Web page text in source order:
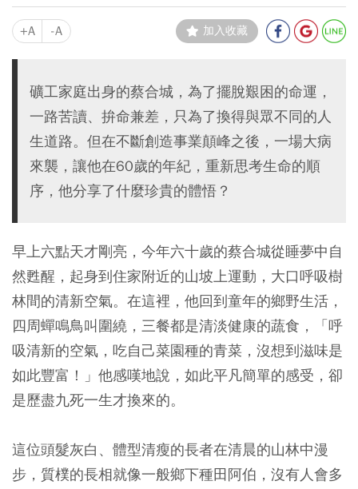
+A -A 加入收藏
礦工家庭出身的蔡合城，為了擺脫艱困的命運，
一路苦讀、拚命兼差，只為了換得與眾不同的人
生道路。但在不斷創造事業顛峰之後，一場大病
來襲，讓他在60歲的年紀，重新思考生命的順
序，他分享了什麼珍貴的體悟？
早上六點天才剛亮，今年六十歲的蔡合城從睡夢中自
然甦醒，起身到住家附近的山坡上運動，大口呼吸樹
林間的清新空氣。在這裡，他回到童年的鄉野生活，
四周蟬鳴鳥叫圍繞，三餐都是清淡健康的蔬食，「呼
吸清新的空氣，吃自己菜園種的青菜，沒想到滋味是
如此豐富！」他感嘆地說，如此平凡簡單的感受，卻
是歷盡九死一生才換來的。
這位頭髮灰白、體型清瘦的長者在清晨的山林中漫
步，質樸的長相就像一般鄉下種田阿伯，沒有人會多